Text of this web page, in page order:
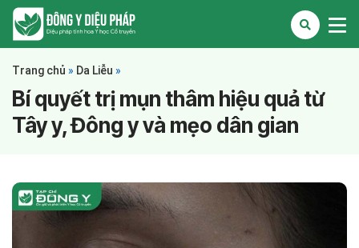
Trang chủ » Da Liễu »
Bí quyết trị mụn thâm hiệu quả từ
Tây y, Đông y và mẹo dân gian